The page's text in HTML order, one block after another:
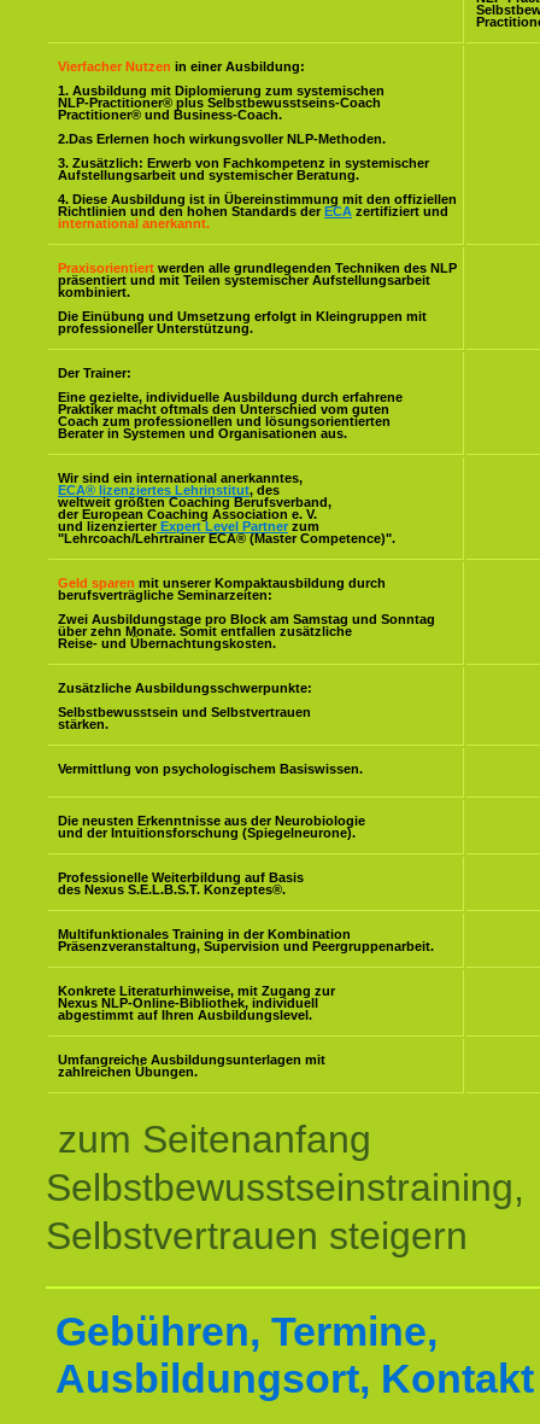
Vierfacher Nutzen in einer Ausbildung:
1. Ausbildung mit Diplomierung zum systemischen
NLP-Practitioner® plus Selbstbewusstseins-Coach
Practitioner® und Business-Coach.
2.Das Erlernen hoch wirkungsvoller NLP-Methoden.
3. Zusätzlich: Erwerb von Fachkompetenz in systemischer
Aufstellungsarbeit und systemischer Beratung.
4. Diese Ausbildung ist in Übereinstimmung mit den offiziellen
Richtlinien und den hohen Standards der ECA zertifiziert und
international anerkannt.
Praxisorientiert werden alle grundlegenden Techniken des NLP
präsentiert und mit Teilen systemischer Aufstellungsarbeit
kombiniert.
Die Einübung und Umsetzung erfolgt in Kleingruppen mit
professioneller Unterstützung.
Der Trainer:
Eine gezielte, individuelle Ausbildung durch erfahrene
Praktiker macht oftmals den Unterschied vom guten
Coach zum professionellen und lösungsorientierten
Berater in Systemen und Organisationen aus.
Wir sind ein international anerkanntes,
ECA® lizenziertes Lehrinstitut, des
weltweit größten Coaching Berufsverband,
der European Coaching Association e. V.
und lizenzierter Expert Level Partner zum
"Lehrcoach/Lehrtrainer ECA® (Master Competence)".
Geld sparen mit unserer Kompaktausbildung durch
berufsverträgliche Seminarzeiten:
Zwei Ausbildungstage pro Block am Samstag und Sonntag
über zehn Monate. Somit entfallen zusätzliche
Reise- und Übernachtungskosten.
Zusätzliche Ausbildungsschwerpunkte:
Selbstbewusstsein und Selbstvertrauen
stärken.
Vermittlung von psychologischem Basiswissen.
Die neusten Erkenntnisse aus der Neurobiologie
und der Intuitionsforschung (Spiegelneurone).
Professionelle Weiterbildung auf Basis
des Nexus S.E.L.B.S.T. Konzeptes®.
Multifunktionales Training in der Kombination
Präsenzveranstaltung, Supervision und Peergruppenarbeit.
Konkrete Literaturhinweise, mit Zugang zur
Nexus NLP-Online-Bibliothek, individuell
abgestimmt auf Ihren Ausbildungslevel.
Umfangreiche Ausbildungsunterlagen mit
zahlreichen Übungen.
zum Seitenanfang
Selbstbewusstseinstraining,
Selbstvertrauen steigern
Gebühren, Termine,
Ausbildungsort, Kontakt